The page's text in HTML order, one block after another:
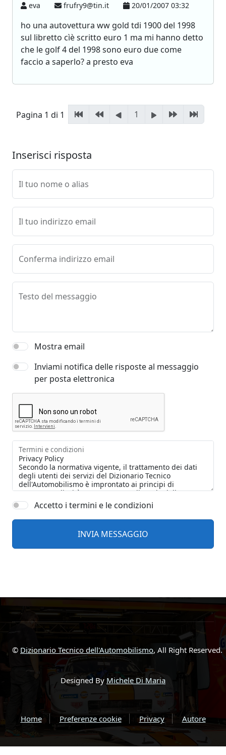
eva frufry9@tin.it 20/01/2007 03:32
ho una autovettura ww gold tdi 1900 del 1998
sul libretto cìè scritto euro 1 ma mi hanno detto
che le golf 4 del 1998 sono euro due come
faccio a saperlo? a presto eva
Pagina 1 di 1 1
Inserisci risposta
Il tuo nome o alias
Il tuo indirizzo email
Conferma indirizzo email
Testo del messaggio
Mostra email
Inviami notifica delle risposte al messaggio
per posta elettronica
Termini e condizioni
Accetto i termini e le condizioni
© Dizionario Tecnico dell'Automobilismo, All Right Reserved.
Designed By Michele Di Maria
Home Preferenze cookie Privacy Autore